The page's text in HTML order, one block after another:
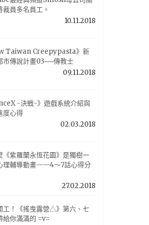
裁員多名員工。
10.11.2018
Taiwan Creepypasta》新
市傳說計畫03──傳教士
09.11.2018
-決戦-》遊戲系統介紹與
度心得
02.03.2018
《紫羅蘭永恆花園》是獨樹一
理輔導動畫——4～7話心得分
27.02.2018
工！《搖曳露營△》第六、七
給你滿滿的 =v=